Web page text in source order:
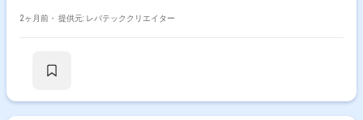
2ヶ月前・ 提供元: レバテッククリエイター